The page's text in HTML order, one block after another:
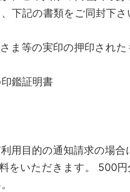
下記の書類をご同封下さ
さま等の実印の押印され
鑑証明書
用目的の通知請求の場合
をいただきます。 500円